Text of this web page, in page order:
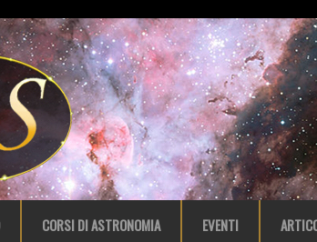
CORSI DI ASTRONOMIA EVENTI